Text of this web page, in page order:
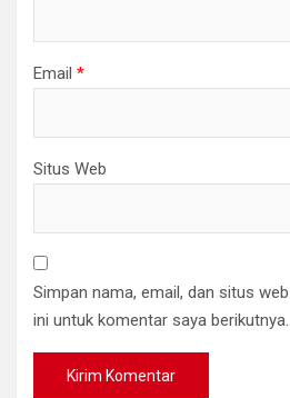
Email *
Situs Web
Simpan nama, email, dan situs
ini untuk komentar saya berikutnya.